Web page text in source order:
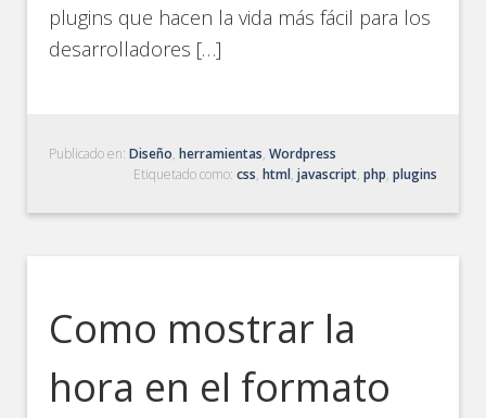
plugins que hacen la vida más fácil para los
desarrolladores […]
Publicado en:Diseño,herramientas,Wordpress
Etiquetado como: css, html, javascript, php, plugins
Como mostrar la
hora en el formato